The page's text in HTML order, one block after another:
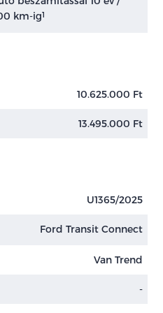
km-ig1
10.625.000 Ft
13.495.000 Ft
U1365/2025
Ford Transit Connect
Van Trend
-